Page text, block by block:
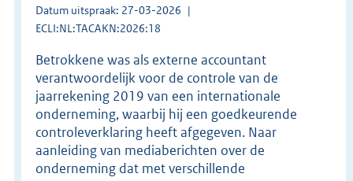
Datum uitspraak: 27-03-2026
ECLI:NL:TACAKN:2026:18
Betrokkene was als externe accountant
verantwoordelijk voor de controle van de
jaarrekening 2019 van een internationale
onderneming, waarbij hij een goedkeurende
controleverklaring heeft afgegeven. Naar
aanleiding van mediaberichten over de
onderneming dat met verschillende